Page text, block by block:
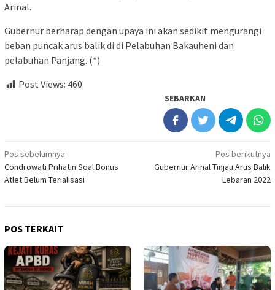
Arinal.
Gubernur berharap dengan upaya ini akan sedikit mengurangi
beban puncak arus balik di di Pelabuhan Bakauheni dan
pelabuhan Panjang. (*)
Post Views: 460
SEBARKAN
Navigasi
pos
Pos sebelumnya
Condrowati Prihatin Soal Bonus
Atlet Belum Terialisasi
Pos berikutnya
Gubernur Arinal Tinjau Arus Balik
Lebaran 2022
POS TERKAIT